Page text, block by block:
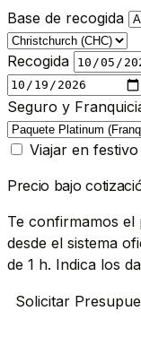
Base de recogida
Recogida
Seguro y
Viajar en
Precio bajo
Te confirmamos el
desde el sistema
de 1 h. Indica los